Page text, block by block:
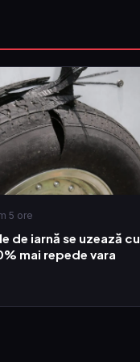
5 ore
de iarnă se uzează cu
mai repede vara